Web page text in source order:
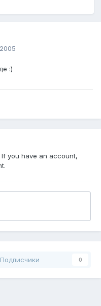
:)
you have an account,
Подписчики 0